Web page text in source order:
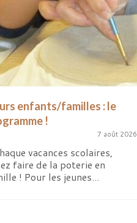
enfants/familles : le
!
7 août 2026
vacances scolaires,
faire de la poterie en
! Pour les jeunes...